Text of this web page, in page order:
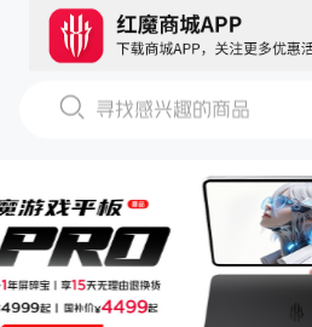
寻找感兴趣的商品